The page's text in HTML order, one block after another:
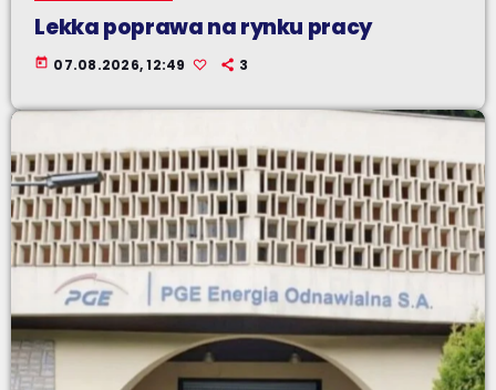
Lekka poprawa na rynku pracy
today 07.08.2026, 12:49 3